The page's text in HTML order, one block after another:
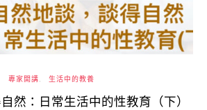
專家開講 生活中的教養
然：日常生活中的性教育（下）